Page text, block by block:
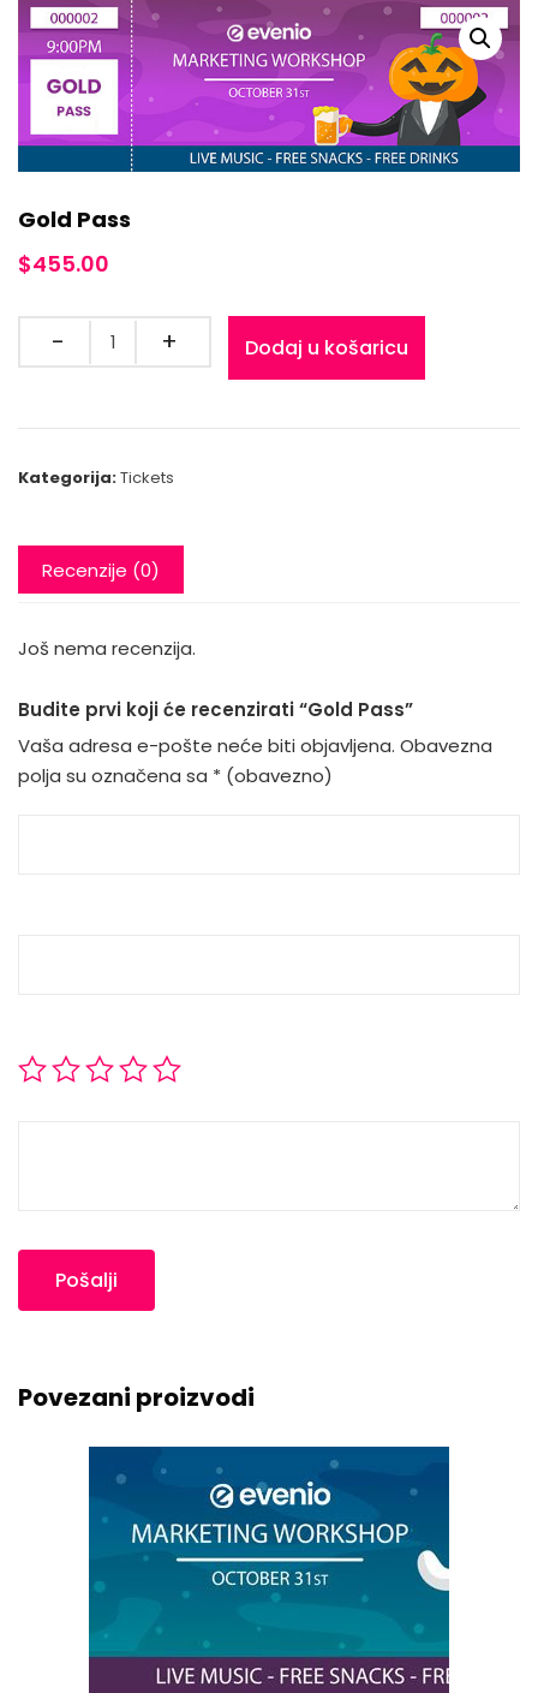
Gold Pass
$455.00
Quantity Dodaj u košaricu
Kategorija:Tickets
Recenzije (0)
Još nema recenzija.
Budite prvi koji će recenzirati “Gold Pass”
Vaša adresa e-pošte neće biti objavljena. Obavezna
polja su označena sa * (obavezno)
Povezani proizvodi